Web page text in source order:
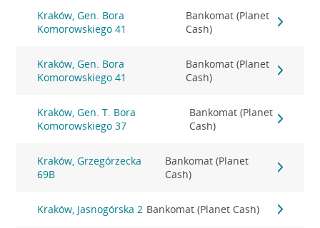
Kraków, Gen. Bora
Komorowskiego 41
Bankomat (Planet
Cash)
Kraków, Gen. Bora
Komorowskiego 41
Bankomat (Planet
Cash)
Kraków, Gen. T. Bora
Komorowskiego 37
Bankomat (Planet
Cash)
Kraków, Grzegórzecka
69B
Bankomat (Planet
Cash)
Kraków, Jasnogórska 2 Bankomat (Planet Cash)